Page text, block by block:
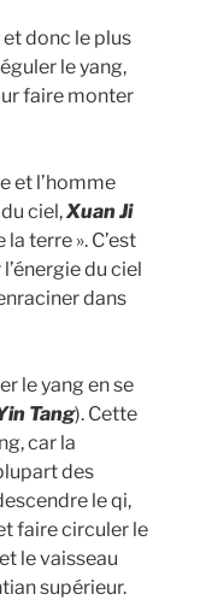
et donc le plus
le yang,
faire monter
et l’homme
ciel,Xuan Ji
terre ». C’est
du ciel
dans
le yang en se
Tang). Cette
car la
des
le qi,
faire circuler le
le vaisseau
supérieur.